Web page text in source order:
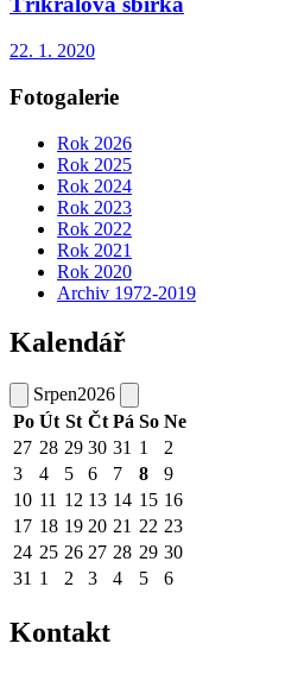
22. 1. 2020
Fotogalerie
Rok 2026
Rok 2025
Rok 2024
Rok 2023
Rok 2022
Rok 2021
Rok 2020
Archiv 1972-2019
Kalendář
Srpen2026
Po Út St Čt Pá So Ne
27 28 29 30 31 1
2
3
4 5 6 7 8
9
10 11 12 13 14 15 16
17 18 19 20 21 22 23
24 25 26 27 28 29 30
31 1 2 3 4 5 6
Kontakt